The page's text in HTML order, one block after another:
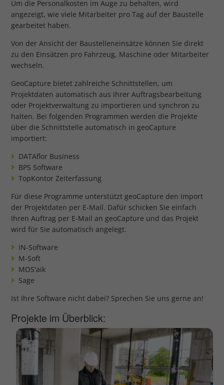
Um die Personalkosten im Auge zu behalten, wird
angezeigt, wie viele Mitarbeiter pro Tag auf der Baustelle
gearbeitet haben.
Von der Ansicht der Baustelleneinsätze können Sie direkt
zu den Einsätzen pro Fahrzeug, Maschine oder Mitarbeiter
wechseln.
GeoCapture bietet zahlreiche Schnittstellen, um
Projektdaten automatisch aus Ihrer Auftragsbearbeitung
oder Projektverwaltung zu importieren und synchron zu
halten. Bei folgenden Programmen werden die Projekte
über die Schnittstelle automatisch in geoCapture
importiert:
DATAflor Business
BPS Software
TopKontor Zeiterfassung
Für diese Programme unterstützt geoCapture den Import
der Projektdaten per E-Mail. Dafür schicken Sie einfach
Ihren Auftrag per E-Mail an geoCapture und das Projekt
wird für Sie automatisch angelegt.
IN-Software
M-Soft
MOS'aik
Sage
Ist Ihre Software nicht dabei? Sprechen Sie uns gerne an!
Projekte im Überblick: